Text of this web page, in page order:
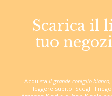
Scarica il
tuo
Acquista Il grande coniglio bianco
leggere subito! Scegli il